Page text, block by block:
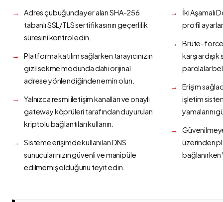
Adres çubuğunda yer alan SHA-256
tabanlı SSL/TLS sertifikasının geçerlilik
süresini kontrol edin.
Platforma katılım sağlarken tarayıcınızın
gizli sekme modunda dahi orijinal
adrese yönlendiğinden emin olun.
Yalnızca resmi iletişim kanalları ve onaylı
gateway köprüleri tarafından duyurulan
kriptolu bağlantıları kullanın.
Sisteme erişimde kullanılan DNS
sunucularınızın güvenli ve manipüle
edilmemiş olduğunu teyit edin.
İki Aşamalı
profil
Brute-force
karşı
parolalar
Erişim
işletim
yamalarını
üzerinden
bağlanırken